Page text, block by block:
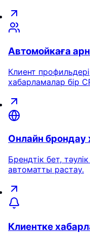
Автомойкаға
Клиент
хабарламалар бір
Онлайн брондау
Брендтік бет,
автоматты растау.
Клиентке